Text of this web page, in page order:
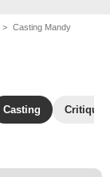
Casting Mandy
Casting